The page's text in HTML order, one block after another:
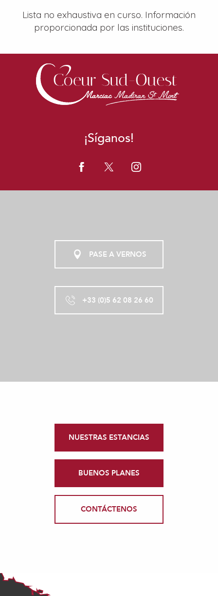
Lista no exhaustiva en curso. Información
proporcionada por las instituciones.
Maison France Service
La Poste
¡Síganos!
PASE A VERNOS
+33 (0)5 62 08 26 60
NUESTRAS ESTANCIAS
BUENOS PLANES
CONTÁCTENOS